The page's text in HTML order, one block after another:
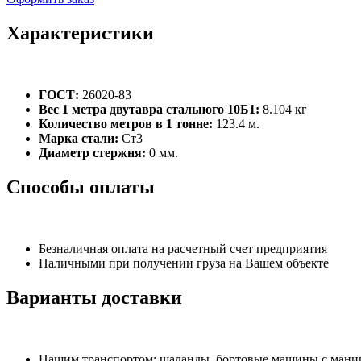
Характеристики
ГОСТ: 26020-83
Вес 1 метра двутавра стального 10Б1: 8.104 кг
Количество метров в 1 тонне: 123.4 м.
Марка стали: Ст3
Диаметр стержня: 0 мм.
Способы оплаты
Безналичная оплата на расчетный счет предприятия
Наличными при получении груза на Вашем объекте
Варианты доставки